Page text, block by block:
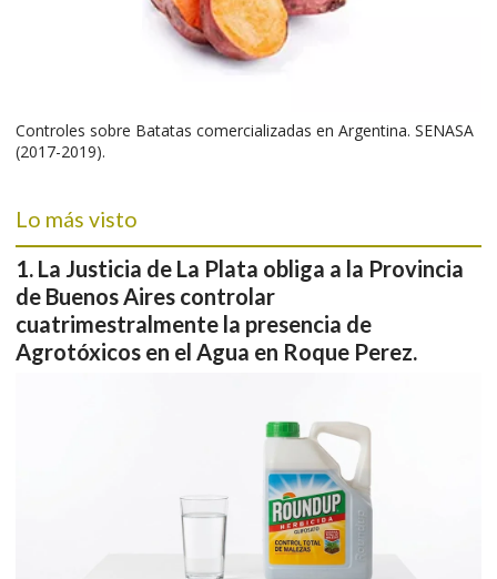
Controles sobre Batatas comercializadas en Argentina. SENASA
(2017-2019).
Lo más visto
La Justicia de La Plata obliga a la Provincia
de Buenos Aires controlar
cuatrimestralmente la presencia de
Agrotóxicos en el Agua en Roque Perez.